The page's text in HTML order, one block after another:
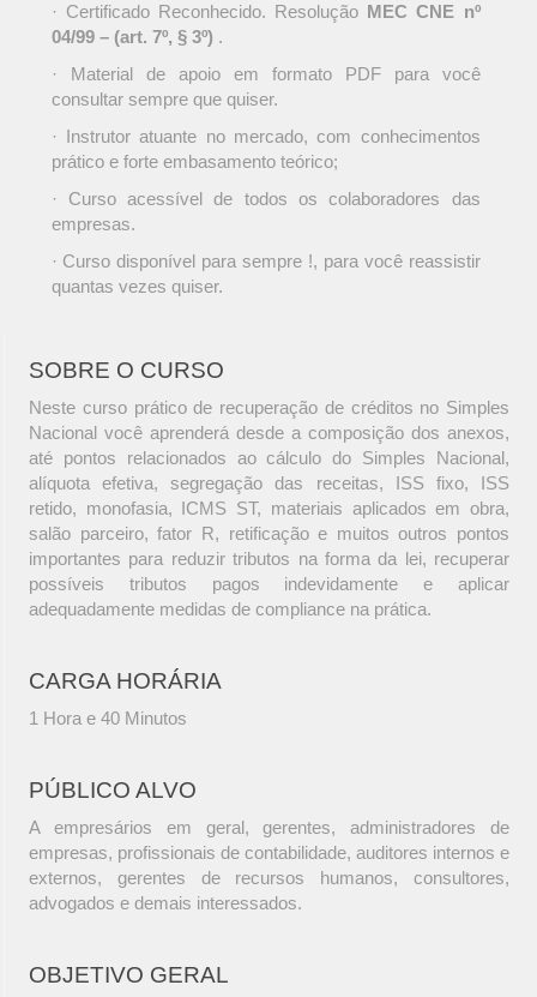
· Certificado Reconhecido. Resolução MEC CNE nº
04/99 – (art. 7º, § 3º) .
· Material de apoio em formato PDF para você
consultar sempre que quiser.
· Instrutor atuante no mercado, com conhecimentos
prático e forte embasamento teórico;
· Curso acessível de todos os colaboradores das
empresas.
· Curso disponível para sempre !, para você reassistir
quantas vezes quiser.
SOBRE O CURSO
Neste curso prático de recuperação de créditos no Simples
Nacional você aprenderá desde a composição dos anexos,
até pontos relacionados ao cálculo do Simples Nacional,
alíquota efetiva, segregação das receitas, ISS fixo, ISS
retido, monofasia, ICMS ST, materiais aplicados em obra,
salão parceiro, fator R, retificação e muitos outros pontos
importantes para reduzir tributos na forma da lei, recuperar
possíveis tributos pagos indevidamente e aplicar
adequadamente medidas de compliance na prática.
CARGA HORÁRIA
1 Hora e 40 Minutos
PÚBLICO ALVO
A empresários em geral, gerentes, administradores de
empresas, profissionais de contabilidade, auditores internos e
externos, gerentes de recursos humanos, consultores,
advogados e demais interessados.
OBJETIVO GERAL